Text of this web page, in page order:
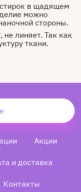
в щадящем
можно
стороны.
линяет. Так как
ткани.
Акции
и доставка
Контакты